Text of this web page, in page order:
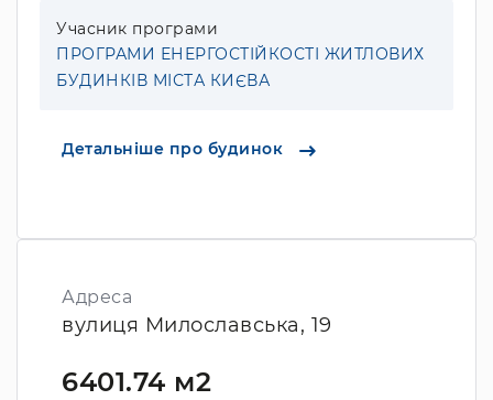
Учасник програми
ПРОГРАМИ ЕНЕРГОСТІЙКОСТІ ЖИТЛОВИХ
БУДИНКІВ МІСТА КИЄВА
Детальніше про будинок
Адреса
вулиця Милославська, 19
6401.74 м2